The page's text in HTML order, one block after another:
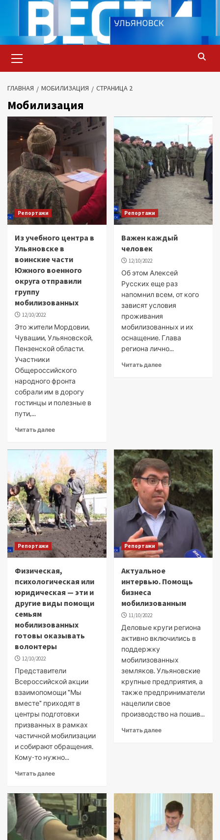
содержимому
меню
ГЛАВНАЯ МОБИЛИЗАЦИЯ СТРАНИЦА 2
Мобилизация
Репортажи
Из учебного центра в
Ульяновске в
воинские части
Южного военного
округа отправили
группу
мобилизованных
12/10/2022
Это жители Мордовии,
Чувашии, Ульяновской,
Пензенской области.
Участники
Общероссийского
народного фронта
собрали им в дорогу
гостинцы и полезные в
пути,...
Читать далее
Репортажи
Важен каждый
человек
12/10/2022
Об этом Алексей
Русских еще раз
напомнил всем, от кого
зависят условия
проживания
мобилизованных и их
оснащение. Глава
региона лично...
Читать далее
Репортажи
Физическая,
психологическая или
юридическая — эти и
другие виды помощи
семьям
мобилизованных
готовы оказывать
волонтеры
12/10/2022
Представители
Всероссийской акции
взаимопомощи "Мы
вместе" приходят в
центры подготовки
призванных в рамках
частичной мобилизации
и собирают обращения.
Кому-то нужно...
Читать далее
Репортажи
Актуальное
интервью. Помощь
бизнеса
мобилизованным
11/10/2022
Деловые круги региона
активно включились в
поддержку
мобилизованных
земляков. Ульяновские
крупные предприятия, а
также предприниматели
нацелили свое
производство на пошив...
Читать далее